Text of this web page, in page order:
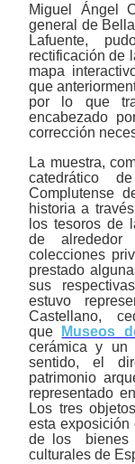
Miguel Ángel
general de
Lafuente,
rectificación de
mapa
que
por lo que
encabezado
corrección
La muestra,
catedrático
Complutense
historia a
los tesoros de
de
colecciones
prestado
sus
estuvo
Castellano,
que
Museos
cerámica y un
sentido, el
patrimonio
representado
Los tres
esta exposición
de los bienes
culturales de